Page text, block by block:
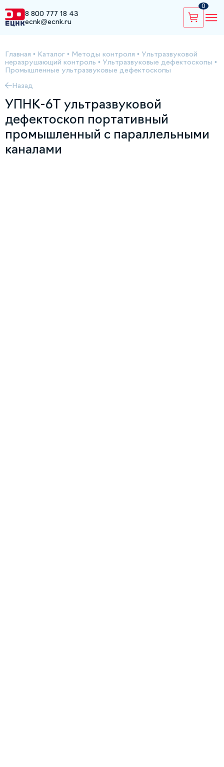
8 800 777 18 43
ecnk@ecnk.ru
0
Главная • Каталог • Методы контроля • Ультразвуковой
неразрушающий контроль • Ультразвуковые дефектоскопы •
Промышленные ультразвуковые дефектоскопы
Назад
УПНК-6Т ультразвуковой
дефектоскоп портативный
промышленный с параллельными
каналами